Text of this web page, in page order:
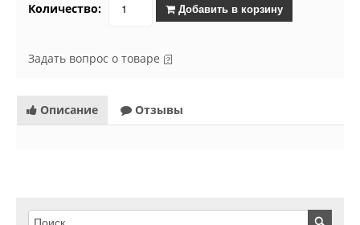
Количество: Добавить в корзину
Задать вопрос о товаре
Описание Отзывы